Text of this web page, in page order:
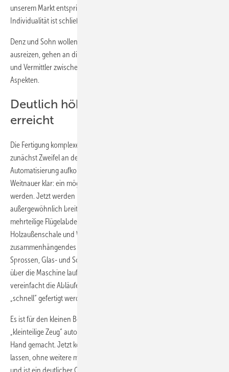
unserem Markt entspricht,“ verrät Helmut Denz erleichtert. Die
Individualität ist schließlich seine Nische.
Denz und Sohn wollen Software, Maschine und Werkzeuge voll
ausreizen, gehen an die Grenzen. Sie verstehen sich als Übersetzer
und Vermittler zwischen den funktionellen und den ästhetischen
Aspekten.
Deutlich höheren Fertigungsgrad
erreicht
Die Fertigung komplexer und aufwendiger Fenstersysteme ließ
zunächst Zweifel an der Machbarkeit einer weitgehenden
Automatisierung aufkommen. Dennoch war der Anspruch der
Weitnauer klar: ein möglichst hoher Fertigungsgrad musste angestrebt
werden. Jetzt werden komplexe Fenstersysteme abgebildet mit einer
außergewöhnlich breiten Rahmendicke und Deckschalen. Die
mehrteilige Flügelabdeckschale ist sicher etwas Besonderes, mit
Holzaußenschale und Wetterschenkel vorne aufgebracht als
zusammenhängendes Teil. Ob Hebe-Schiebe-Türen mit Wechselfalz,
Sprossen, Glas- und Schlagleisten, alles, was aus Holz ist, kann jetzt
über die Maschine laufen. Das schafft Prozesssicherheit und
vereinfacht die Abläufe. Es wird nichts mehr vergessen, das noch
„schnell“ gefertigt werden muss.
Es ist für den kleinen Betrieb ein immenser Vorteil, das ganze
„kleinteilige Zeug“ automatisiert zu fertigen. „Da wird nichts mehr von
Hand gemacht. Jetzt können wir alles über die Maschine laufen
lassen, ohne weitere manuelle Bearbeitung. Das entlastet uns enorm
und ist ein deutlicher Qualitätsgewinn,“ freut sich Helmut Denz.